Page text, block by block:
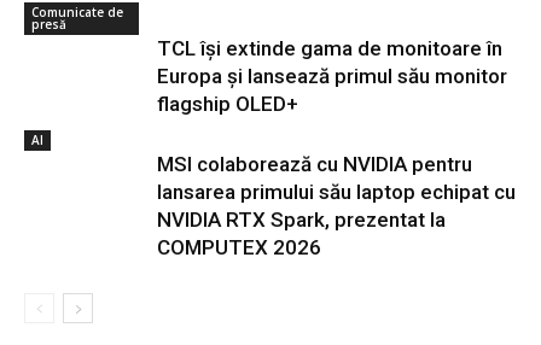
Comunicate de
presă
TCL își extinde gama de monitoare în
Europa și lansează primul său monitor
flagship OLED+
AI
MSI colaborează cu NVIDIA pentru
lansarea primului său laptop echipat cu
NVIDIA RTX Spark, prezentat la
COMPUTEX 2026